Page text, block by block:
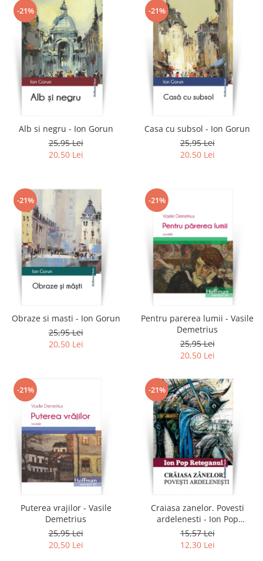
-21%
Alb si negru - Ion Gorun
25,95 Lei
20,50 Lei
-21%
Casa cu subsol - Ion Gorun
25,95 Lei
20,50 Lei
-21%
Obraze si masti - Ion Gorun
25,95 Lei
20,50 Lei
-21%
Pentru parerea lumii - Vasile
Demetrius
25,95 Lei
20,50 Lei
-21%
Puterea vrajilor - Vasile
Demetrius
25,95 Lei
20,50 Lei
-21%
Craiasa zanelor. Povesti
ardelenesti - Ion Pop
Reteganul
15,57 Lei
12,30 Lei